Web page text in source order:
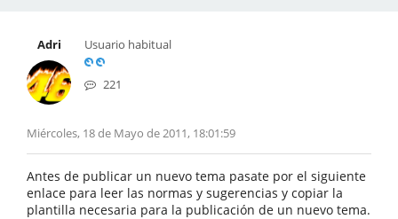
Adri Usuario habitual
221
Miércoles, 18 de Mayo de 2011, 18:01:59
Antes de publicar un nuevo tema pasate por el siguiente
enlace para leer las normas y sugerencias y copiar la
plantilla necesaria para la publicación de un nuevo tema.